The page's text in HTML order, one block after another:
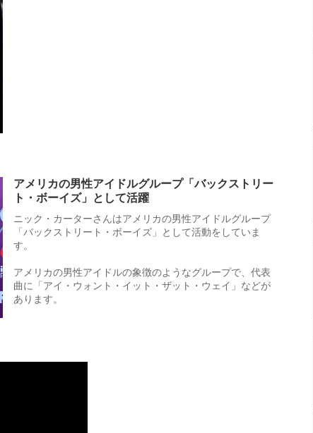
アメリカの男性アイドルグループ「バックストリー
ト・ボーイズ」として活躍
ニック・カーターさんはアメリカの男性アイドルグループ
「バックストリート・ボーイズ」として活動をしていま
す。
アメリカの男性アイドルの象徴のようなグループで、代表
曲に「アイ・ウォント・イット・ザット・ウェイ」などが
あります。